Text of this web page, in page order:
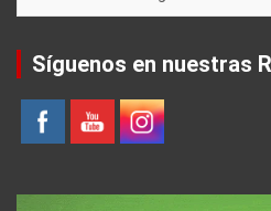
Síguenos en nuestras